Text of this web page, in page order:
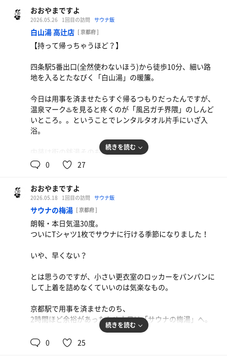
(逆にいうと大阪の銭湯の多さと、広さにありがたみを感
じます。)
サウナの温度/湿度は個人的にめっちゃ好み！
上段で12分、滝汗流してキンキンの水風呂へ！
で、前述のように休憩スペースは3分ほど並んで入室。
部屋の前方に白い棒状の照明(でかいテトリス)が設置され
た。
まぁ確かに、整うとは、祈りみたいなもんかもな、、
、、、
洒落っ気のある都会サウナかと思ってたんですが割とサク
ッと整える感じで池尻大橋周辺の人には最高の銭湯かも。
って感じでした。
おおやまですよ
2026.05.26 1回目の訪問 サウナ飯
白山湯 高辻店 [ 京都府 ]
【持って帰っちゃうほど？】
四条駅5番出口(全然使わないほう)から徒歩10分、細い路
地を入るとたなびく「白山湯」の暖簾。
今日は用事を済ませたらすぐ帰るつもりだったんですが、
温泉マーク♨️を見ると疼くのが「風呂ガチ界隈」のしんど
いところ。。ということでレンタルタオル片手にいざ入
浴。
内装は街の銭湯そのもの。
繰り広げられる地元の方達の、血圧がどうだ、薬がどうだ
の話に「おじゃましてます」の気分。
特筆すべきは水風呂の天然水で、
高い位置にあるマーライオンから放たれる
打たせ湯も相まって最高の気分。
おそらく自前のデカいペットボトルに天然水を入れて持っ
いうことでしょう。。
テイクアウトがOKかどうかは知りません。笑
温浴槽は日替わりのお湯とあつゆ、ジェットバスなど豊富
なのも嬉しいところ。
サウナ室の匂いが独特なのが人を選ぶポイントではありま
すが、水風呂の良さは他に代え難いものがありました。
続きを読む
0 27
おおやまですよ
2026.05.18 1回目の訪問 サウナ飯
サウナの梅湯 [ 京都府 ]
朗報・本日気温30度。
ついにTシャツ1枚でサウナに行ける季節になりました！
いや、早くない？
とは思うのですが、小さい更衣室のロッカーをパンパンに
して上着を詰めなくていいのは気楽なもの。
京都駅で用事を済ませたのち、
2時間ほど余裕があったため本日は「サウナの梅湯」へ。
京都は三方を山に囲まれている盆地ということもあり、蒸
続きを読む
0 25